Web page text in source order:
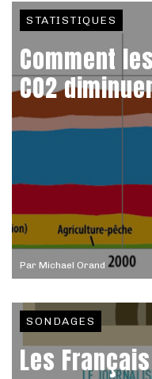
Par Michael Orand
STATISTIQUES
Comment
CO2
SONDAGES
Les